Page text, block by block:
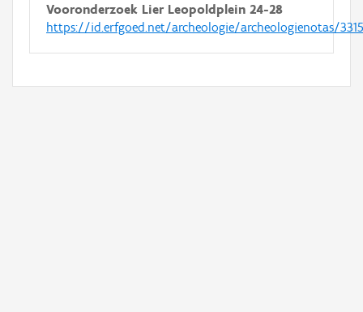
Vooronderzoek Lier Leopoldplein 24-28
https://id.erfgoed.net/archeologie/archeologienotas/